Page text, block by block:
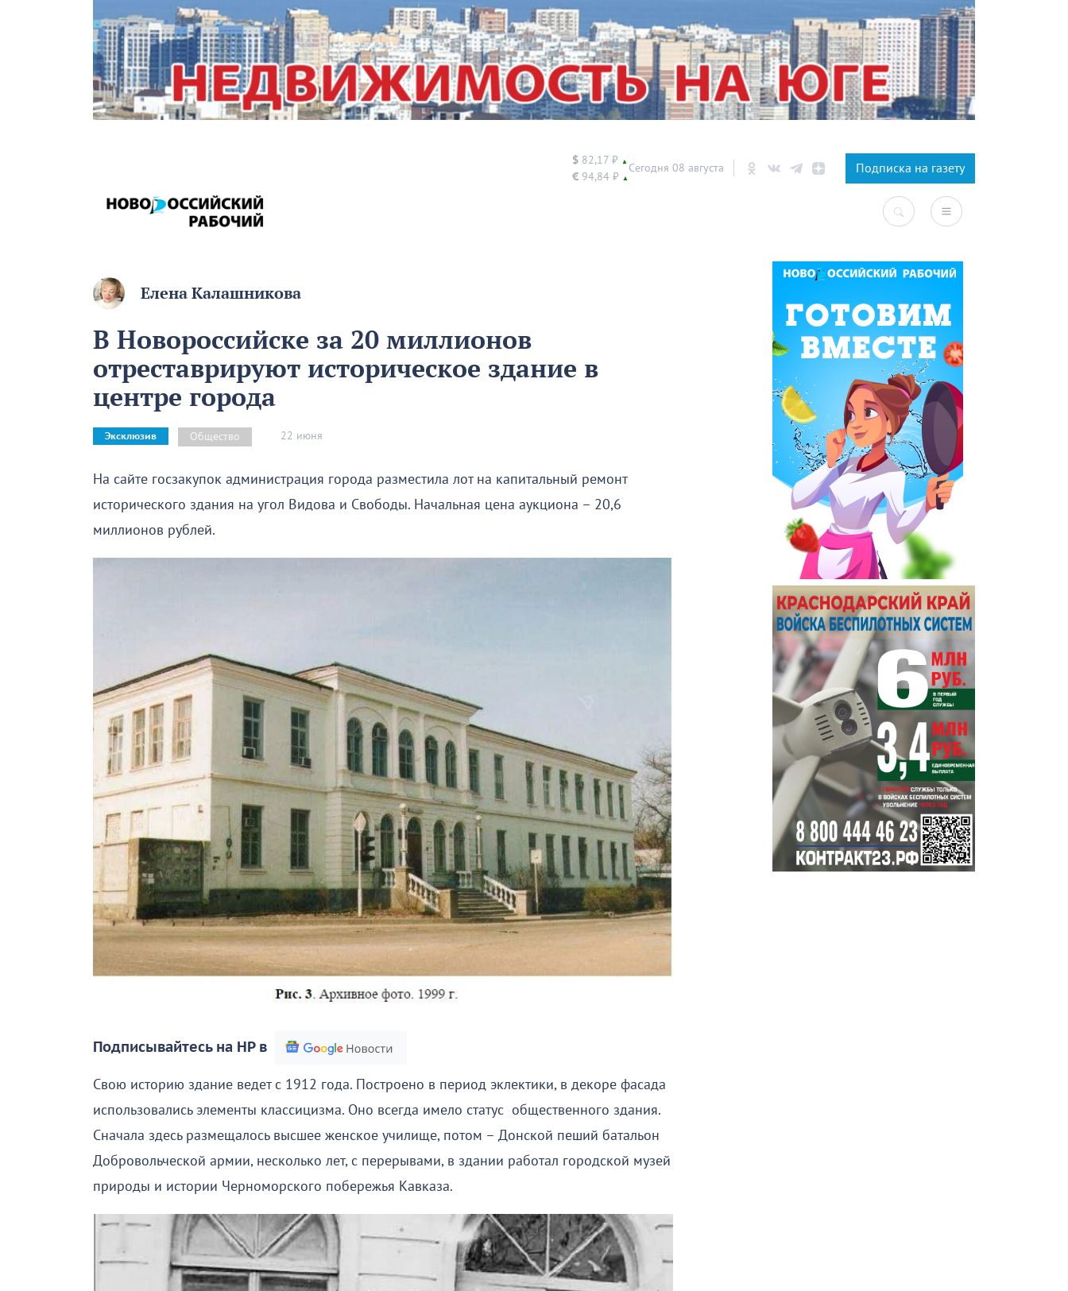
$ 82,17 ₽ ▲
€ 94,84 ₽ ▲
Сегодня 08 августа Подписка на газету
Елена Калашникова
В Новороссийске за 20 миллионов
отреставрируют историческое здание в
центре города
Эксклюзив Общество 22 июня
На сайте госзакупок администрация города разместила лот на капитальный ремонт
исторического здания на угол Видова и Свободы. Начальная цена аукциона – 20,6
миллионов рублей.
Подписывайтесь на НР в
Свою историю здание ведет с 1912 года. Построено в период эклектики, в декоре фасада
использовались элементы классицизма. Оно всегда имело статус общественного здания.
Сначала здесь размещалось высшее женское училище, потом – Донской пеший батальон
Добровольческой армии, несколько лет, с перерывами, в здании работал городской музей
природы и истории Черноморского побережья Кавказа.